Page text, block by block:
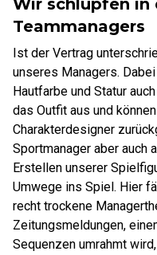
Wir schlüpfen in
Teammanagers
Ist der Vertrag
unseres Managers.
Hautfarbe und Statur
das Outfit aus und
Charakterdesigner
Sportmanager aber auch
Erstellen unserer
Umwege ins Spiel. Hier
recht trockene
Zeitungsmeldungen,
Sequenzen umrahmt